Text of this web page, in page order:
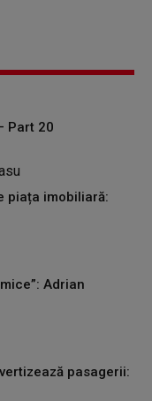
Part 20
piața imobiliară:
Adrian
pasagerii: